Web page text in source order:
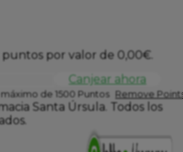
puntos por valor de 0,00€.
Canjear ahora
de 1500 Puntos Remove
Santa Úrsula. Todos los